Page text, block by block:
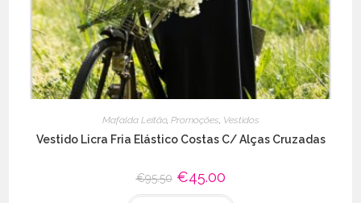
Mafalda Leitão, Promoções, Vestidos
Vestido Licra Fria Elástico Costas C/ Alças Cruzadas
€95.50 O
preço
original
€45.00O
atual